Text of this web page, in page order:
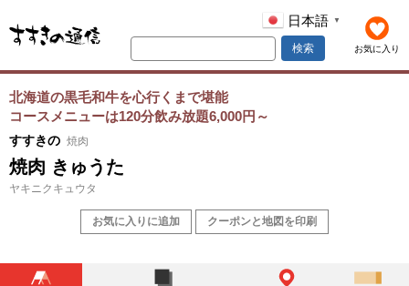
お気に入り
日本語 ▼
検索
北海道の黒毛和牛を心行くまで堪能
コースメニューは120分飲み放題6,000円～
すすきの 焼肉
焼肉 きゅうた
ヤキニクキュウタ
お気に入りに追加 クーポンと地図を印刷